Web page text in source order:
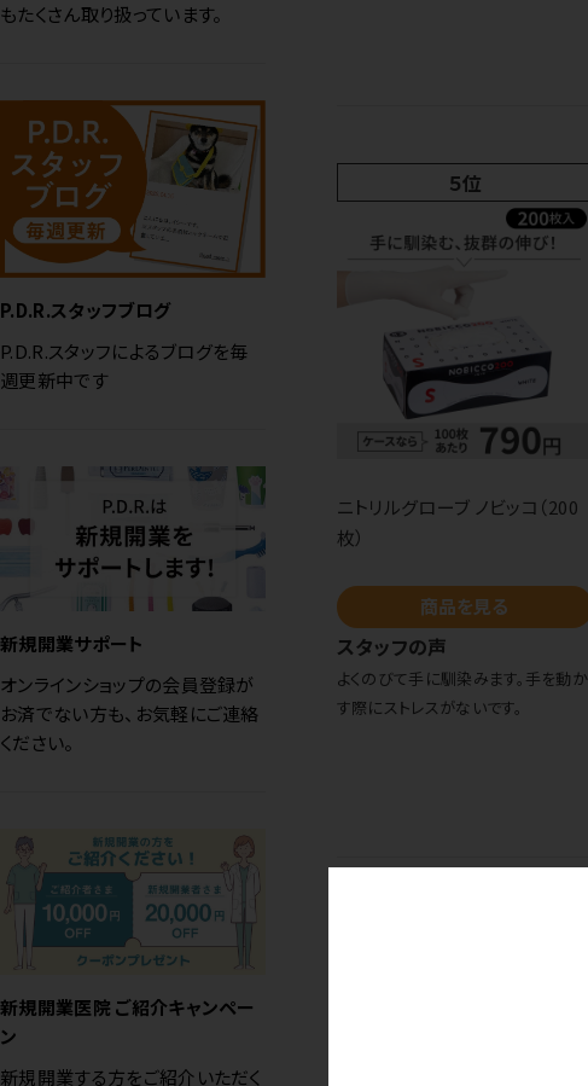
もたくさん取り扱っています。
P.D.R.スタッフブログ
P.D.R.スタッフによるブログを毎
週更新中です
新規開業サポート
オンラインショップの会員登録が
お済でない方も、お気軽にご連絡
ください。
新規開業医院 ご紹介キャンペー
ン
新規開業する方をご紹介いただく
５位
ニトリルグローブ ノビッコ（200
枚）
商品を見る
スタッフの声
よくのびて手に馴染みます。手を動か
す際にストレスがないです。